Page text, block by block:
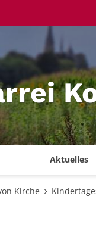
Aktuelles
Kirche